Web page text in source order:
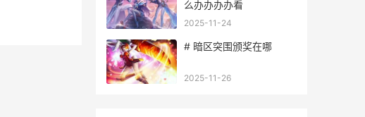
么办办办办看
2025-11-24
# 暗区突围颁奖在哪
2025-11-26